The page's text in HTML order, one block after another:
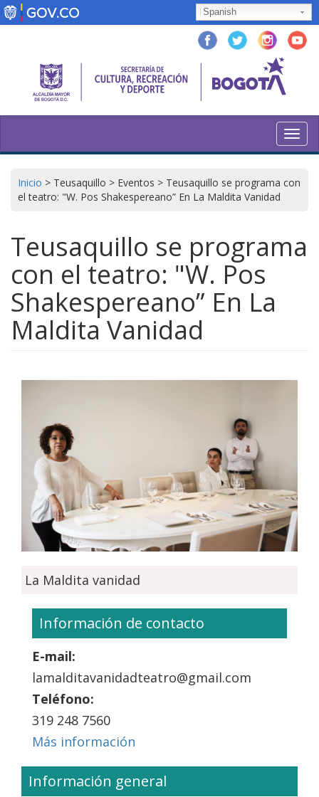
Pasar
al
Spanish
Inicio > Teusaquillo > Eventos > Teusaquillo se programa con
el teatro: "W. Pos Shakespereano” En La Maldita Vanidad
Teusaquillo se programa
con el teatro: "W. Pos
Shakespereano” En La
Maldita Vanidad
La Maldita vanidad
Información de contacto
E-mail:
lamalditavanidadteatro@gmail.com
Teléfono:
319 248 7560
Más información
Información general